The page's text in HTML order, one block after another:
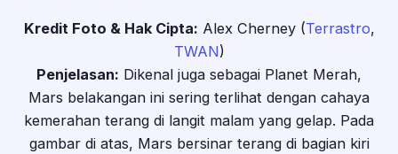
Kredit Foto & Hak Cipta: Alex Cherney (Terrastro,
TWAN)
Penjelasan: Dikenal juga sebagai Planet Merah,
Mars belakangan ini sering terlihat dengan cahaya
kemerahan terang di langit malam yang gelap. Pada
gambar di atas, Mars bersinar terang di bagian kiri